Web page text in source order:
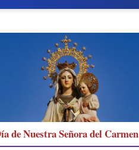
de Nuestra Señora del Carmen